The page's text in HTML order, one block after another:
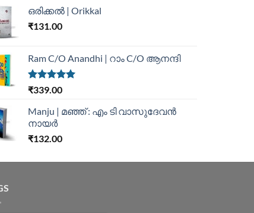
ഒരിക്കൽ | Orikkal
₹131.00
Ram C/O Anandhi | റാം C/O ആനന്ദി
Rated5.00
₹339.00
Manju | മഞ്ഞ് : എം ടി വാസുദേവന്‍
നായര്‍
₹132.00